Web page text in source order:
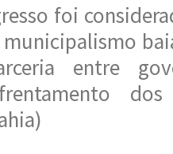
foi
entre